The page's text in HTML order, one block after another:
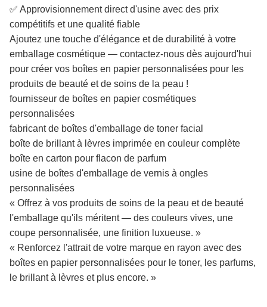
✅ Approvisionnement direct d'usine avec des prix
compétitifs et une qualité fiable
Ajoutez une touche d'élégance et de durabilité à votre
emballage cosmétique — contactez-nous dès aujourd'hui
pour créer vos boîtes en papier personnalisées pour les
produits de beauté et de soins de la peau !
fournisseur de boîtes en papier cosmétiques
personnalisées
fabricant de boîtes d'emballage de toner facial
boîte de brillant à lèvres imprimée en couleur complète
boîte en carton pour flacon de parfum
usine de boîtes d'emballage de vernis à ongles
personnalisées
« Offrez à vos produits de soins de la peau et de beauté
l'emballage qu'ils méritent — des couleurs vives, une
coupe personnalisée, une finition luxueuse. »
« Renforcez l'attrait de votre marque en rayon avec des
boîtes en papier personnalisées pour le toner, les parfums,
le brillant à lèvres et plus encore. »